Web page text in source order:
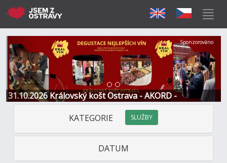
31.10.2026 Královský košt Ostrava - AKORD -
Restaurace a Hotel
Předchozí Další
Sponzorováno
KATEGORIE SLUŽBY
DATUM